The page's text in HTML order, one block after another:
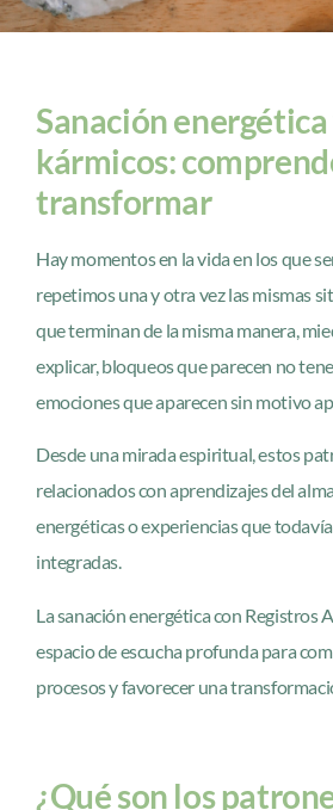
Sanación
kármicos:
transformar
Hay momentos en la vida en los que
repetimos una y otra vez las mismas
que terminan de la misma manera,
explicar, bloqueos que parecen no
emociones que aparecen sin motivo
Desde una mirada espiritual, estos
relacionados con aprendizajes del
energéticas o experiencias que
integradas.
La sanación energética con Registros
espacio de escucha profunda para
procesos y favorecer una
¿Qué son los